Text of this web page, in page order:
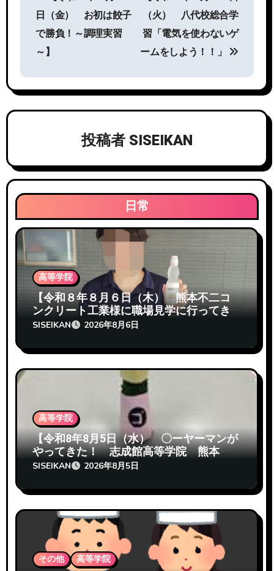
稿
ナ
ビ
ゲ
ー
ョ
ン
日（金） お初は餃子
で勝負！～調理実習
～】
（火） 八代校総合学
習「電気を使わないゲ
ームをしよう！！」
投稿者 SISEIKAN
日常
高等学院
【令和８年８月６日（木） 熊本不二コ
ンクリート工業様に職場見学に行ってき
たぞ 志成館高等学院熊本校】
SISEIKAN 2026年8月6日
高等学院
【令和8年8月5日（水） 〇ーヤーマンが
やってきた！ 志成館高等学院 熊本
校】
SISEIKAN 2026年8月5日
その他 高等学院